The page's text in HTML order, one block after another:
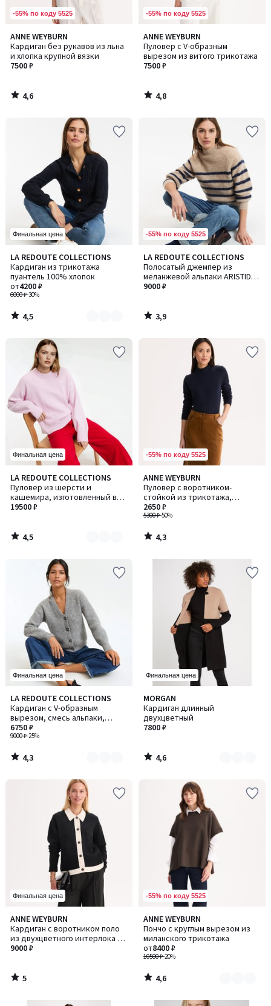
-55% по коду 5525
ANNE WEYBURN
Кардиган без рукавов из льна
и хлопка крупной вязки
7500 ₽
4,6
/ 5
4,6
/
-55% по коду 5525
ANNE WEYBURN
Пуловер с V-образным
вырезом из витого трикотажа
7500 ₽
4,8
/ 5
4,8
/
Финальная цена
LA REDOUTE COLLECTIONS
Кардиган из трикотажа
пуантель 100% хлопок
6000 ₽-30%
от4200 ₽
4,5
/ 5
Количество
цветов:
2
4,5
/
-55% по коду 5525
LA REDOUTE COLLECTIONS
Полосатый джемпер из
меланжевой альпаки ARISTIDE /
АРИСТИД
9000 ₽
3,9
/ 5
3,9
/
Финальная цена
LA REDOUTE COLLECTIONS
Пуловер из шерсти и
кашемира, изготовленный во
Франции
19500 ₽
4,5
/ 5
Количество
цветов:
5
4,5
/
-55% по коду 5525
ANNE WEYBURN
Пуловер с воротником-
стойкой из трикотажа,
напоминающего на ощупь
кашемир
5300 ₽-50%
2650 ₽
4,3
/ 5
4,3
/
Финальная цена
LA REDOUTE COLLECTIONS
Кардиган с V-образным
вырезом, смесь альпаки,
GILDAS / ГИЛДАС
9000 ₽-25%
6750 ₽
4,3
/ 5
Количество
цветов:
4
4,3
/
Финальная цена
MORGAN
Кардиган длинный
двухцветный
7800 ₽
4,6
/ 5
Количество
цветов:
2
4,6
/
Финальная цена
ANNE WEYBURN
Кардиган с воротником поло
из двухцветного интерлока на
основе хлопка и шерсти
9000 ₽
5
/
5
5
/
-55% по коду 5525
ANNE WEYBURN
Пончо с круглым вырезом из
миланского трикотажа
10500 ₽-20%
от8400 ₽
4,6
/ 5
Количество
цветов:
3
4,6
/